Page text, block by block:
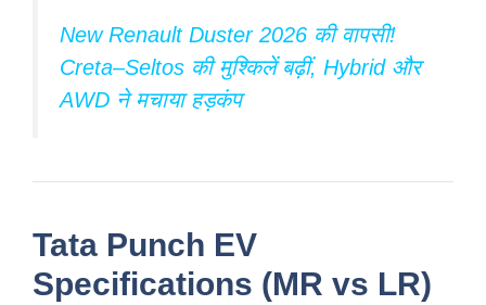
New Renault Duster 2026 की वापसी!
Creta–Seltos की मुश्किलें बढ़ीं, Hybrid और
AWD ने मचाया हड़कंप
Tata Punch EV
Specifications (MR vs LR)